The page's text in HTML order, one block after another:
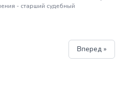
- старший судебный
Вперед »